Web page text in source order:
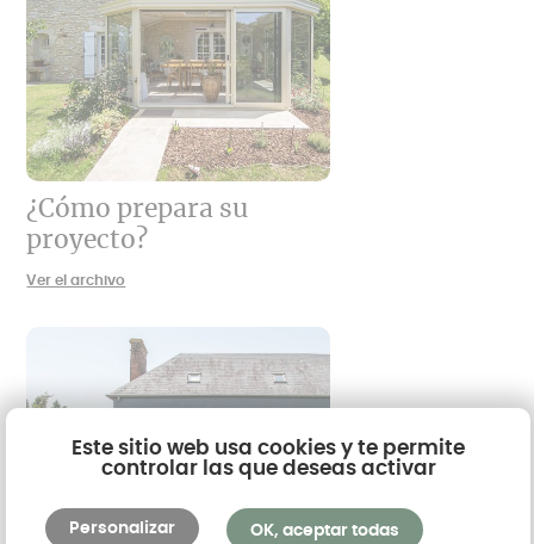
¿Cómo prepara su
proyecto?
Ver el archivo
Este sitio web usa cookies y te permite
controlar las que deseas activar
OK, aceptar todas
Personalizar